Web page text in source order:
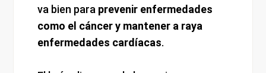
va bien para prevenir enfermedades
como el cáncer y mantener a raya
enfermedades cardíacas.